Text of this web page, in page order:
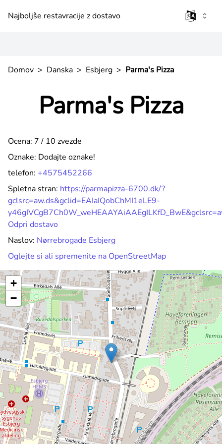
Najboljše restavracije z dostavo
Domov > Danska > Esbjerg > Parma's Pizza
Parma's Pizza
Ocena: 7 / 10 zvezde
Oznake: Dodajte oznake!
telefon: +4575452266
Spletna stran: https://parmapizza-6700.dk/?
gclsrc=aw.ds&gclid=EAIaIQobChMI1eLE9-
Odpri dostavo
Naslov: Nørrebrogade Esbjerg
Oglejte si ali spremenite na OpenStreetMap
+
−